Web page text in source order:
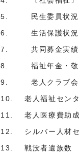
5. 民生委員状況
6. 生活保護状況
7. 共同募金実績
8. 福祉年金・敬
9. 老人クラブ会
10. 老人福祉センタ
11. 老人医療費助成
12. シルバー人材セ
13. 戦没者遺族数